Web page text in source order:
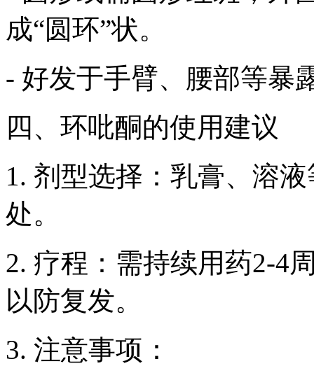
成“圆环”状。
- 好发于手臂、腰部等暴
四、环吡酮的使用建议
1. 剂型选择：乳膏、溶
处。
2. 疗程：需持续用药2-4
以防复发。
3. 注意事项：